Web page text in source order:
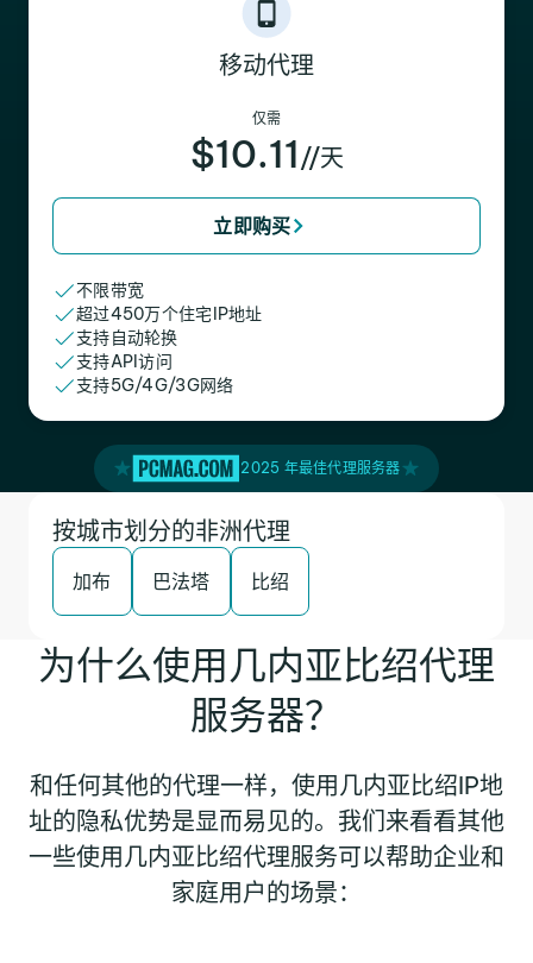
移动代理
仅需
$10.11 //天
立即购买
不限带宽
超过450万个住宅IP地址
支持自动轮换
支持API访问
支持5G/4G/3G网络
2025 年最佳代理服务器
按城市划分的非洲代理
加布 巴法塔 比绍
为什么使用几内亚比绍代理
服务器？
和任何其他的代理一样，使用几内亚比绍IP地
址的隐私优势是显而易见的。我们来看看其他
一些使用几内亚比绍代理服务可以帮助企业和
家庭用户的场景：